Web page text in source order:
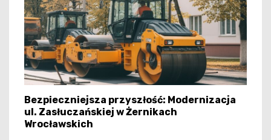
Bezpieczniejsza przyszłość: Modernizacja
ul. Zasłuczańskiej w Żernikach
Wrocławskich